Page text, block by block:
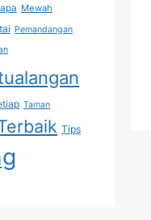
Mewah
Pemandangan
Taman
Tips